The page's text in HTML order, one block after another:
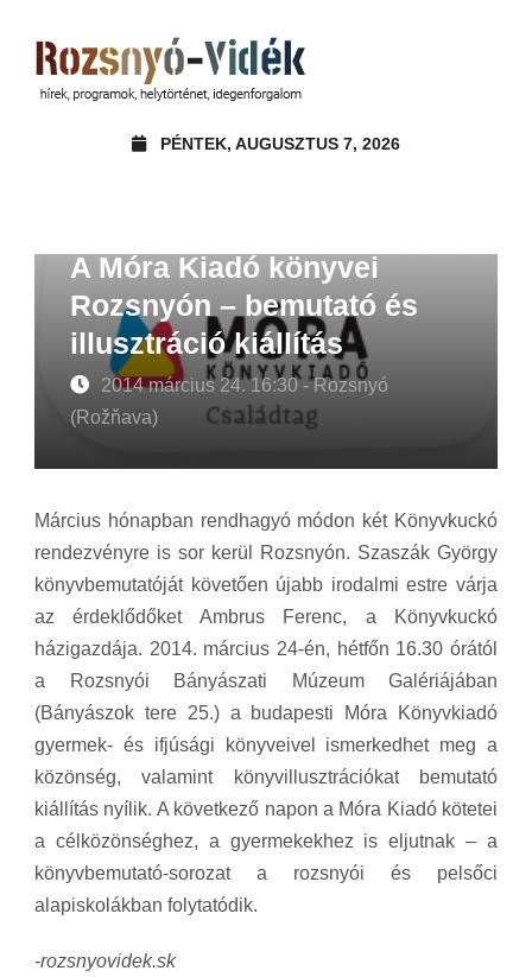
PÉNTEK, AUGUSZTUS 7, 2026
A Móra Kiadó könyvei
Rozsnyón – bemutató és
illusztráció kiállítás
2014 március 24. 16:30 - Rozsnyó
(Rožňava)
Március hónapban rendhagyó módon két Könyvkuckó
rendezvényre is sor kerül Rozsnyón. Szaszák György
könyvbemutatóját követően újabb irodalmi estre várja
az érdeklődőket Ambrus Ferenc, a Könyvkuckó
házigazdája. 2014. március 24-én, hétfőn 16.30 órától
a Rozsnyói Bányászati Múzeum Galériájában
(Bányászok tere 25.) a budapesti Móra Könyvkiadó
gyermek- és ifjúsági könyveivel ismerkedhet meg a
közönség, valamint könyvillusztrációkat bemutató
kiállítás nyílik. A következő napon a Móra Kiadó kötetei
a célközönséghez, a gyermekekhez is eljutnak – a
könyvbemutató-sorozat a rozsnyói és pelsőci
alapiskolákban folytatódik.
-rozsnyovidek.sk